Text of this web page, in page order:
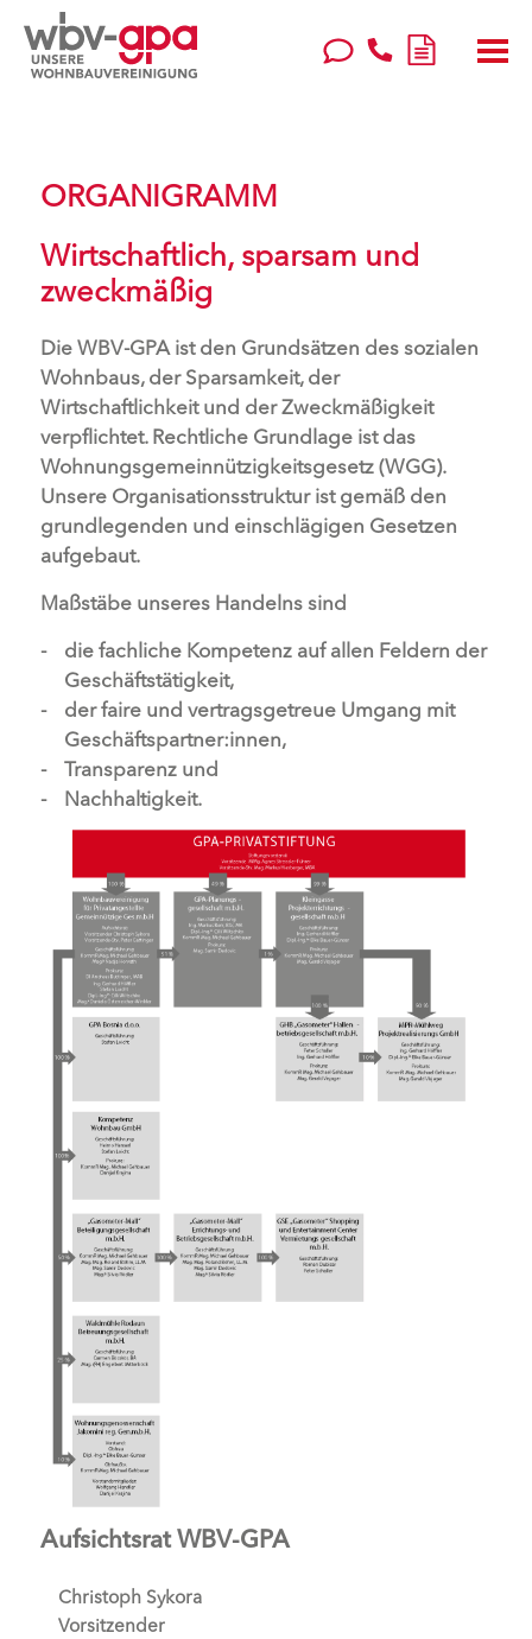
ORGANIGRAMM
Wirtschaftlich, sparsam und
zweckmäßig
Die WBV-GPA ist den Grundsätzen des sozialen
Wohnbaus, der Sparsamkeit, der
Wirtschaftlichkeit und der Zweckmäßigkeit
verpflichtet. Rechtliche Grundlage ist das
Wohnungsgemeinnützigkeitsgesetz (WGG).
Unsere Organisationsstruktur ist gemäß den
grundlegenden und einschlägigen Gesetzen
aufgebaut.
Maßstäbe unseres Handelns sind
die fachliche Kompetenz auf allen Feldern der
Geschäftstätigkeit,
der faire und vertragsgetreue Umgang mit
Geschäftspartner:innen,
Transparenz und
Nachhaltigkeit.
Aufsichtsrat WBV-GPA
Christoph Sykora
Vorsitzender